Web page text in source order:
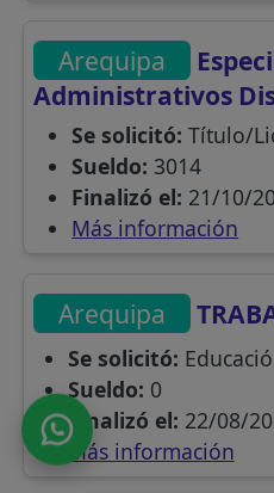
Arequipa
Administrativos
Se solicitó: Título/
Sueldo: 3014
Finalizó el: 21/10/
Más información
Arequipa
Se solicitó:
Sueldo: 0
Finalizó el: 22/08/
Más información